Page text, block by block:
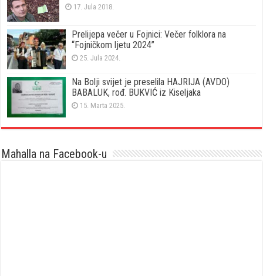
17. Jula 2018.
Prelijepa večer u Fojnici: Večer folklora na
“Fojničkom ljetu 2024”
25. Jula 2024.
Na Bolji svijet je preselila HAJRIJA (AVDO)
BABALUK, rođ. BUKVIĆ iz Kiseljaka
15. Marta 2025.
Mahalla na Facebook-u